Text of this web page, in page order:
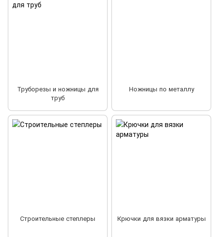
Труборезы и ножницы для
труб
Ножницы по металлу
Строительные степлеры Крючки для вязки арматуры